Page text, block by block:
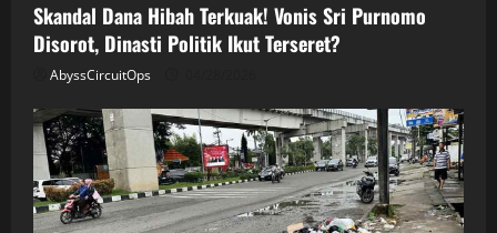
Skandal Dana Hibah Terkuak! Vonis Sri Purnomo
Disorot, Dinasti Politik Ikut Terseret?
AbyssCircuitOps